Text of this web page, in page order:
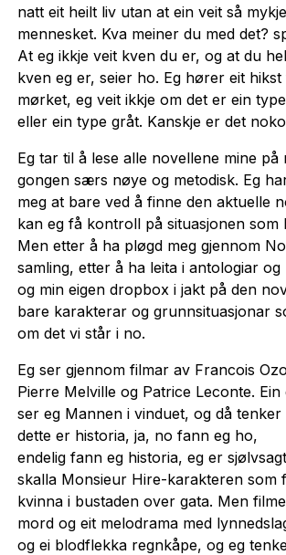
natt eit heilt liv utan at ein veit så
mennesket. Kva meiner du med det?
At eg ikkje veit kven du er, og at du
kven eg er, seier ho. Eg hører eit
mørket, eg veit ikkje om det er ein
eller ein type gråt. Kanskje er det
Eg tar til å lese alle novellene mine på
gongen særs nøye og metodisk. Eg
meg at bare ved å finne den aktuelle
kan eg få kontroll på situasjonen som
Men etter å ha pløgd meg gjennom
samling, etter å ha leita i antologiar og
og min eigen dropbox i jakt på den
bare karakterar og grunnsituasjonar
om det vi står i no.
Eg ser gjennom filmar av Francois
Pierre Melville og Patrice Leconte. Ein
ser eg Mannen i vinduet, og då
dette er historia, ja, no fann eg ho,
endelig fann eg historia, eg er
skalla Monsieur Hire-karakteren som
kvinna i bustaden over gata. Men
mord og eit melodrama med
og ei blodflekka regnkåpe, og eg